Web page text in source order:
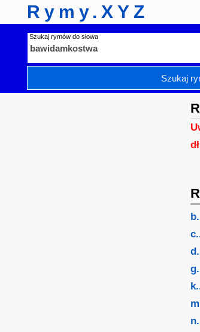
Rymy.XYZ
Szukaj rymów do słowa
Szukaj